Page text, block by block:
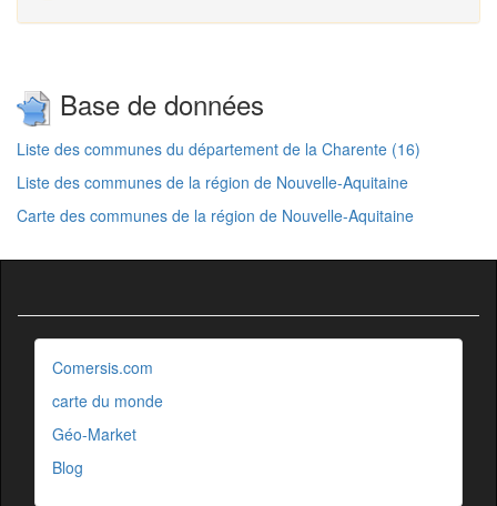
Base de données
Liste des communes du département de la Charente (16)
Liste des communes de la région de Nouvelle-Aquitaine
Carte des communes de la région de Nouvelle-Aquitaine
Comersis.com
carte du monde
Géo-Market
Blog